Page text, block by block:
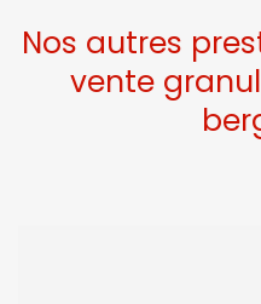
Nos autres
vente